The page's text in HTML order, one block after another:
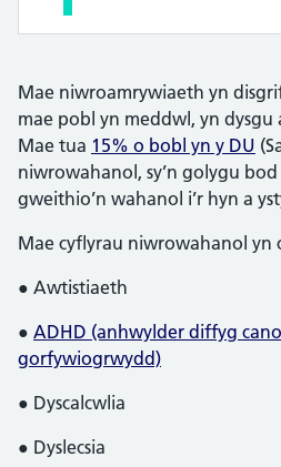
Mae niwroamrywiaeth yn
mae pobl yn meddwl, yn
Mae tua 15% o bobl yn y DU
niwrowahanol, sy’n golygu
gweithio’n wahanol i’r hyn a
Mae cyflyrau niwrowahanol yn
● Awtistiaeth
● ADHD (anhwylder diffyg
gorfywiogrwydd)
● Dyscalcwlia
● Dyslecsia